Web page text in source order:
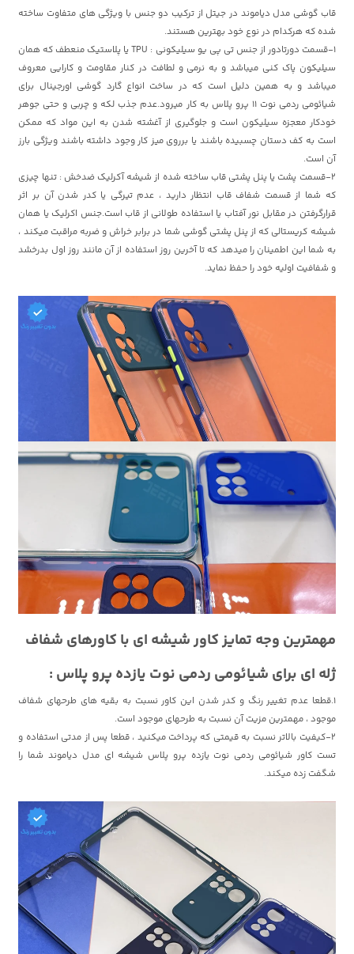
قاب گوشی مدل دیاموند در جیتل از ترکیب دو جنس با ویژگی های متفاوت ساخته
شده که هرکدام در نوع خود بهترین هستند.
1-قسمت دورتادور از جنس تی پی یو سیلیکونی : TPU یا پلاستیک منعطف که همان
سیلیکون پاک کنی میباشد و به نرمی و لطافت در کنار مقاومت و کارایی معروف
میباشد و به همین دلیل است که در ساخت انواع گارد گوشی اورجینال برای
شیائومی ردمی نوت 11 پرو پلاس به کار میرود.عدم جذب لکه و چربی و حتی جوهر
خودکار معجزه سیلیکون است و جلوگیری از آغشته شدن به این مواد که ممکن
است به کف دستان چسبیده باشند یا برروی میز کار وجود داشته باشند ویژگی بارز
آن است.
2-قسمت پشت یا پنل پشتی قاب ساخته شده از شیشه آکرلیک ضدخش : تنها چیزی
که شما از قسمت شفاف قاب انتظار دارید ، عدم تیرگی یا کدر شدن آن بر اثر
قرارگرفتن در مقابل نور آفتاب یا استفاده طولانی از قاب است.جنس اکرلیک یا همان
شیشه کریستالی که از پنل پشتی گوشی شما در برابر خراش و ضربه مراقبت میکند ،
به شما این اطمینان را میدهد که تا آخرین روز استفاده از آن مانند روز اول بدرخشد
و شفافیت اولیه خود را حفظ نماید.
مهمترین وجه تمایز کاور شیشه ای با کاورهای شفاف
ژله ای برای شیائومی ردمی نوت یازده پرو پلاس :
1.قطعا عدم تغییر رنگ و کدر شدن این کاور نسبت به بقیه های طرحهای شفاف
موجود ، مهمترین مزیت آن نسبت به طرحهای موجود است.
2-کیفیت بالاتر نسبت به قیمتی که پرداخت میکنید ، قطعا پس از مدتی استفاده و
تست کاور شیائومی ردمی نوت یازده پرو پلاس شیشه ای مدل دیاموند شما را
شگفت زده میکند.